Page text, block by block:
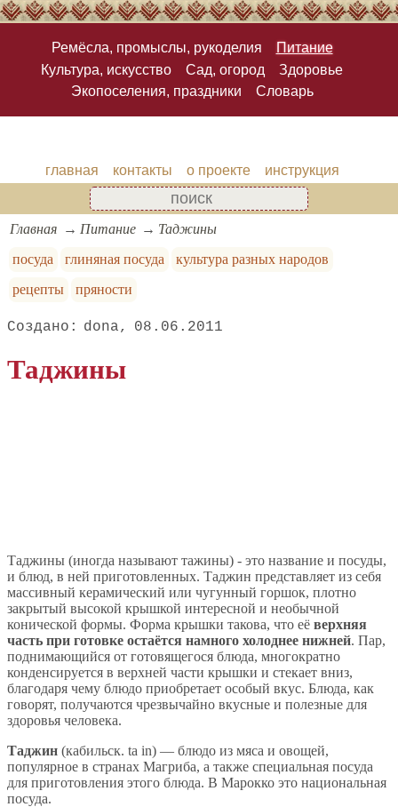
Ремёсла, промыслы, рукоделия
Питание
Культура, искусство
Сад, огород
Здоровье
Экопоселения, праздники
Словарь
главная контакты о проекте инструкция
Главная Питание
Таджины
посуда
глиняная посуда
культура разных народов
рецепты
пряности
dona 08.06.2011
Таджины
Таджины (иногда называют тажины) - это название и посуды,
и блюд, в ней приготовленных. Таджин представляет из себя
массивный керамический или чугунный горшок, плотно
закрытый высокой крышкой интересной и необычной
конической формы. Форма крышки такова, что её верхняя
часть при готовке остаётся намного холоднее нижней. Пар,
поднимающийся от готовящегося блюда, многократно
конденсируется в верхней части крышки и стекает вниз,
благодаря чему блюдо приобретает особый вкус. Блюда, как
говорят, получаются чрезвычайно вкусные и полезные для
здоровья человека.
Таджин (кабильск. ta in) — блюдо из мяса и овощей,
популярное в странах Магриба, а также специальная посуда
для приготовления этого блюда. В Марокко это национальная
посуда.